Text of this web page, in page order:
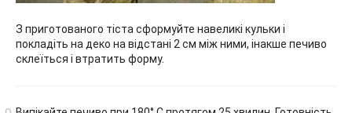
З приготованого тіста сформуйте навеликі кульки і
покладіть на деко на відстані 2 см між ними, інакше печиво
склеїться і втратить форму.